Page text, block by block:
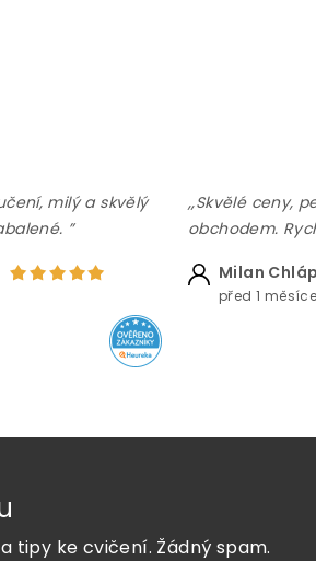
milý a skvělý
”
,,Skvělé ceny,
obchodem.
Milan
před 1
tipy ke cvičení. Žádný spam.